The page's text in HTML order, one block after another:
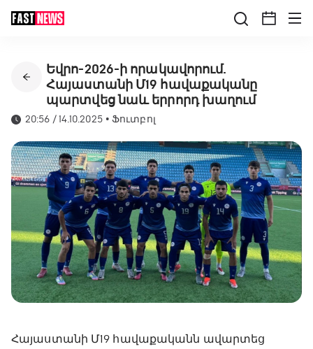
Եվրո-2026-ի որակավորում.
Հայաստանի Մ19 հավաքականը
պարտվեց նաև երրորդ խաղում
20:56 / 14.10.2025 •Ֆուտբոլ
Հայաստանի Մ19 հավաքականն ավարտեց